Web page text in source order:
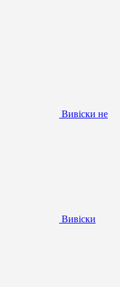
Вивіски не
Вивіски